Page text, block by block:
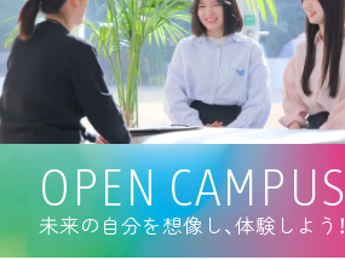
OPEN CAMPUS
未来の自分を想像し、体験しよう！